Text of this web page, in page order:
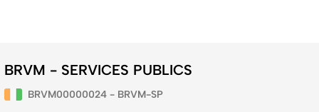
BRVM - SERVICES PUBLICS
BRVM00000024 - BRVM-SP